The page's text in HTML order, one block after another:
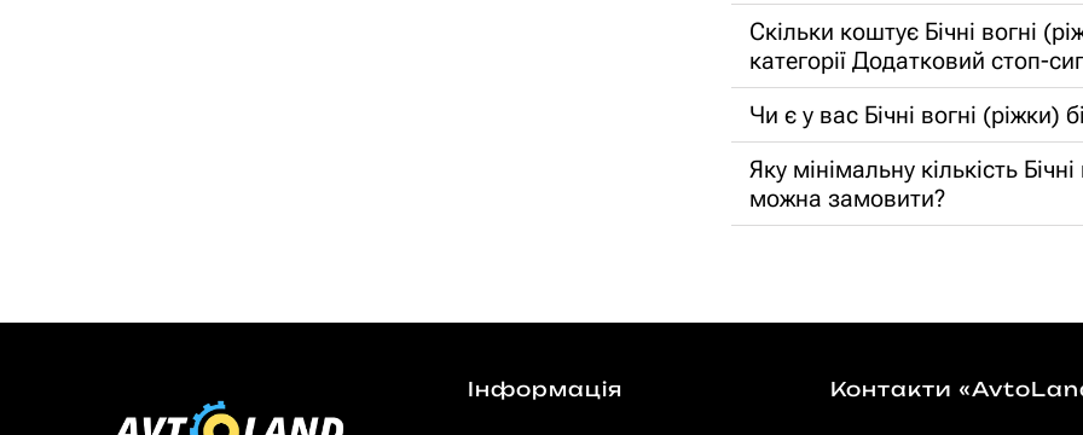
Скільки коштує Бічні вогні
категорії Додатковий стоп-
Чи є у вас Бічні вогні
Яку мінімальну кількість
можна замовити?
Інформація Контакти